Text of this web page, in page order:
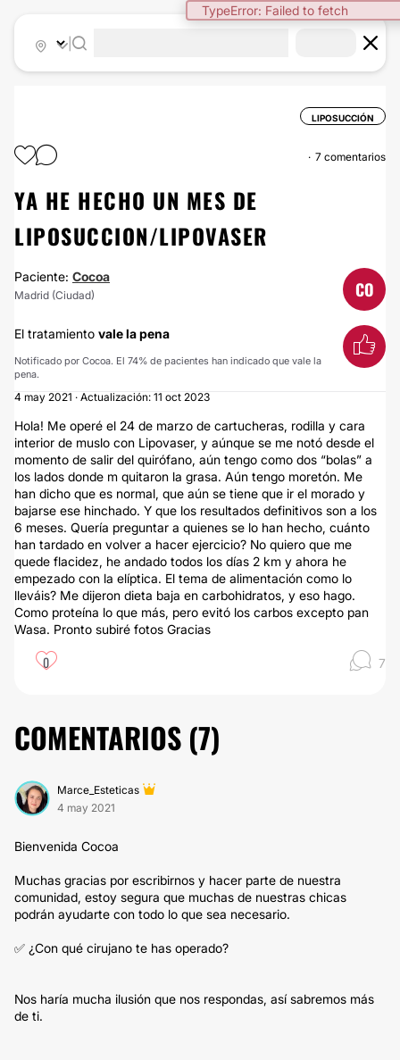
TypeError: Failed to fetch
LIPOSUCCIÓN
7 comentarios
YA HE HECHO UN MES DE
LIPOSUCCION/LIPOVASER
Paciente: Cocoa
Madrid (Ciudad) CO
El tratamiento vale la pena
Notificado por Cocoa. El 74% de pacientes han indicado que vale la
pena.
4 may 2021 · Actualización: 11 oct 2023
Hola! Me operé el 24 de marzo de cartucheras, rodilla y cara
interior de muslo con Lipovaser, y aúnque se me notó desde el
momento de salir del quirófano, aún tengo como dos “bolas” a
los lados donde m quitaron la grasa. Aún tengo moretón. Me
han dicho que es normal, que aún se tiene que ir el morado y
bajarse ese hinchado. Y que los resultados definitivos son a los
6 meses. Quería preguntar a quienes se lo han hecho, cuánto
han tardado en volver a hacer ejercicio? No quiero que me
quede flacidez, he andado todos los días 2 km y ahora he
empezado con la elíptica. El tema de alimentación como lo
lleváis? Me dijeron dieta baja en carbohidratos, y eso hago.
Como proteína lo que más, pero evitó los carbos excepto pan
Wasa. Pronto subiré fotos Gracias
0 7
COMENTARIOS (7)
Marce_Esteticas
4 may 2021
Bienvenida Cocoa
Muchas gracias por escribirnos y hacer parte de nuestra
comunidad, estoy segura que muchas de nuestras chicas
podrán ayudarte con todo lo que sea necesario.
✅ ¿Con qué cirujano te has operado?
Nos haría mucha ilusión que nos respondas, así sabremos más
de ti.